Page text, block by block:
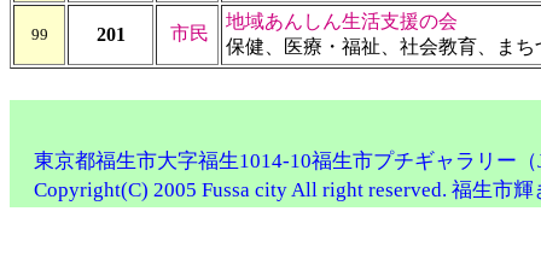
99 201 市民
地域あんしん生活支援の会
保健、医療・福祉、社会教育、ま
東京都福生市大字福生1014-10福生市プチギャラリー
Copyright(C) 2005 Fussa city All right reserved. 福生市